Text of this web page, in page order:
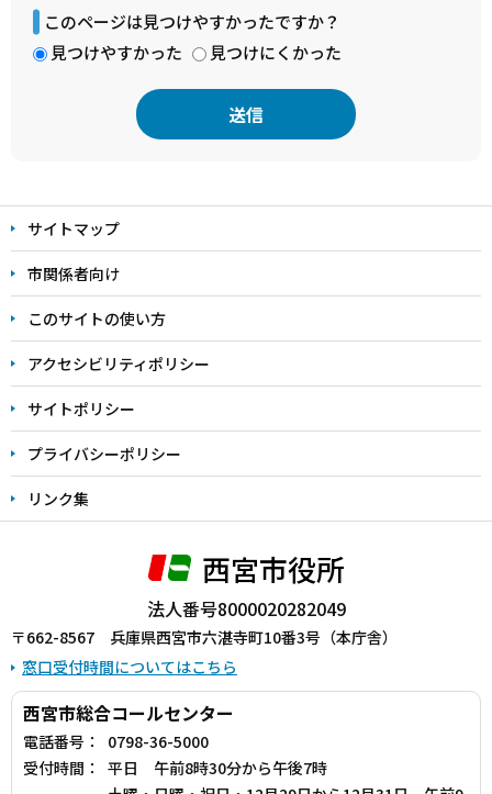
このページは見つけやすかったですか？
見つけやすかった
見つけにくかった
文
こ
こ
ま
で
サイトマップ
市関係者向け
このサイトの使い方
アクセシビリティポリシー
サイトポリシー
プライバシーポリシー
リンク集
西宮市役所
法人番号8000020282049
〒662-8567 兵庫県西宮市六湛寺町10番3号（本庁舎）
窓口受付時間についてはこちら
西宮市総合コールセンター
電話番号：
0798-36-5000
受付時間：
平日 午前8時30分から午後7時